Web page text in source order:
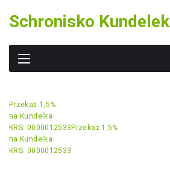
content
Schronisko Kundelek
Przekaż 1,5%
na Kundelka
KRS: 0000012533 Przekaż 1,5%
na Kundelka
KRS: 0000012533